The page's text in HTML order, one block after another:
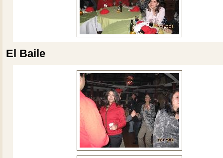
El Baile